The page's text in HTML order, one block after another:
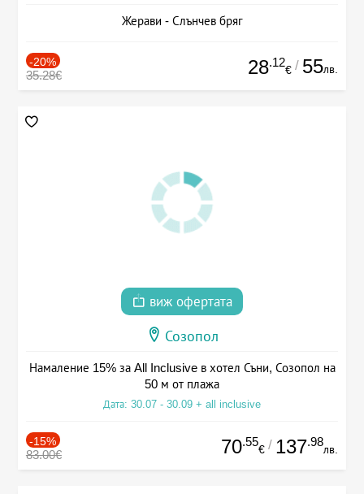
Жерави - Слънчев бряг
-20%
35.28€ 28.12
€ / 55лв.
виж офертата
Созопол
Намаление 15% за All Inclusive в хотел Съни, Созопол на
50 м от плажа
Дата: 30.07 - 30.09 + all inclusive
-15%
83.00€ 70.55
€ / 137.98
лв.